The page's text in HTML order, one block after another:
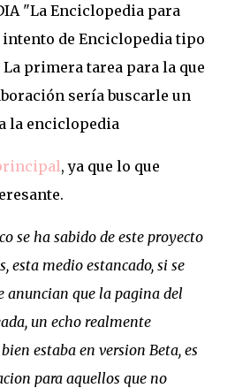
"La Enciclopedia para
intento de Enciclopedia tipo
primera tarea para la que
sería buscarle un
la enciclopedia
, ya que lo que
se ha sabido de este proyecto
esta medio estancado, si se
anuncian que la pagina del
un echo realmente
estaba en version Beta, es
para aquellos que no